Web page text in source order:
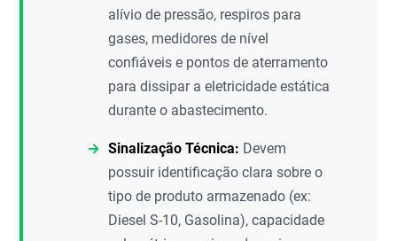
alívio de pressão, respiros para
gases, medidores de nível
confiáveis e pontos de aterramento
para dissipar a eletricidade estática
durante o abastecimento.
Sinalização Técnica: Devem
possuir identificação clara sobre o
tipo de produto armazenado (ex:
Diesel S-10, Gasolina), capacidade